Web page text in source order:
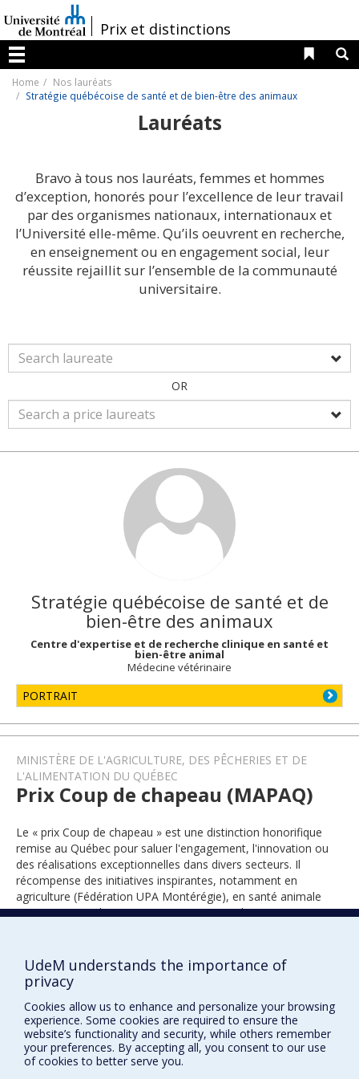
au
contenu
/Prix et distinctions
Menu
Liens
Home
Nos lauréats
Stratégie québécoise de santé et de bien-être des animaux
Lauréats
Bravo à tous nos lauréats, femmes et hommes
d’exception, honorés pour l’excellence de leur travail
par des organismes nationaux, internationaux et
l’Université elle-même. Qu’ils oeuvrent en recherche,
en enseignement ou en engagement social, leur
réussite rejaillit sur l’ensemble de la communauté
universitaire.
OR
Stratégie québécoise de santé et de
bien-être des animaux
Centre d'expertise et de recherche clinique en santé et
bien-être animal
Médecine vétérinaire
PORTRAIT
MINISTÈRE DE L'AGRICULTURE, DES PÊCHERIES ET DE
L'ALIMENTATION DU QUÉBEC
Prix Coup de chapeau (MAPAQ)
Le « prix Coup de chapeau » est une distinction honorifique
remise au Québec pour saluer l'engagement, l'innovation ou
des réalisations exceptionnelles dans divers secteurs. Il
récompense des initiatives inspirantes, notamment en
agriculture (Fédération UPA Montérégie), en santé animale
(MAPAQ), en milieu communautaire ou scolaire.
UdeM understands the importance of
privacy
Cookies allow us to enhance and personalize your browsing
experience. Some cookies are required to ensure the
website’s functionality and security, while others remember
your preferences. By accepting all, you consent to our use
of cookies to better serve you.